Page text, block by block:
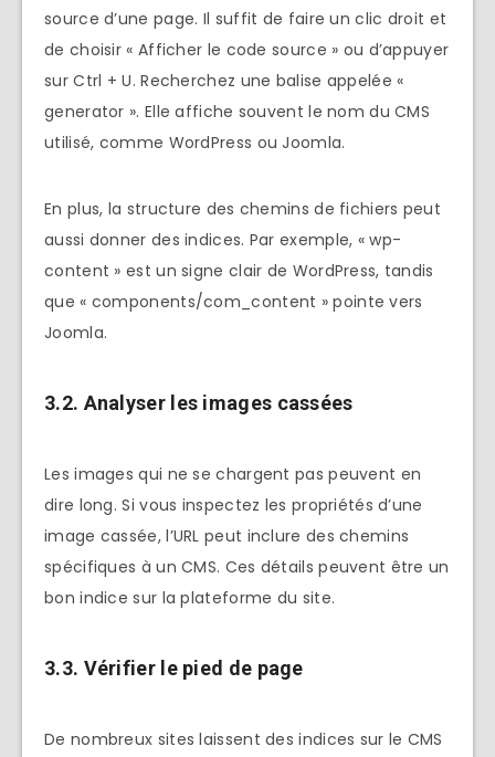
source d’une page. Il suffit de faire un clic droit et
de choisir « Afficher le code source » ou d’appuyer
sur Ctrl + U. Recherchez une balise appelée «
generator ». Elle affiche souvent le nom du CMS
utilisé, comme WordPress ou Joomla.
En plus, la structure des chemins de fichiers peut
aussi donner des indices. Par exemple, « wp-
content » est un signe clair de WordPress, tandis
que « components/com_content » pointe vers
Joomla.
3.2. Analyser les images cassées
Les images qui ne se chargent pas peuvent en
dire long. Si vous inspectez les propriétés d’une
image cassée, l’URL peut inclure des chemins
spécifiques à un CMS. Ces détails peuvent être un
bon indice sur la plateforme du site.
3.3. Vérifier le pied de page
De nombreux sites laissent des indices sur le CMS